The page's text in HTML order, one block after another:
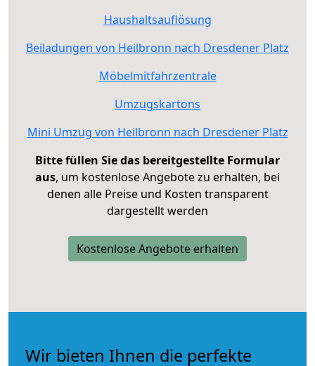
Haushaltsauflösung
Beiladungen von Heilbronn nach Dresdener Platz
Möbelmitfahrzentrale
Umzugskartons
Mini Umzug von Heilbronn nach Dresdener Platz
Bitte füllen Sie das bereitgestellte Formular
aus, um kostenlose Angebote zu erhalten, bei
denen alle Preise und Kosten transparent
dargestellt werden
Kostenlose Angebote erhalten
Wir bieten Ihnen die perfekte